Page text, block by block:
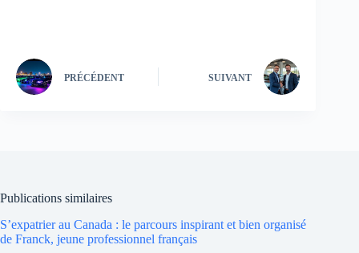
PRÉCÉDENT SUIVANT
Publications similaires
S’expatrier au Canada : le parcours inspirant et bien organisé
de Franck, jeune professionnel français